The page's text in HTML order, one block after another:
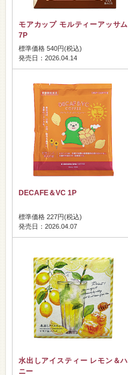
モアカップ モルティーアッサム
7P
標準価格 540円(税込)
発売日：2026.04.14
DECAFE＆VC 1P
標準価格 227円(税込)
発売日：2026.04.07
水出しアイスティー レモン＆ハ
ニー